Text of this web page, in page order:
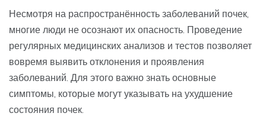
Несмотря на распространённость заболеваний почек,
многие люди не осознают их опасность. Проведение
регулярных медицинских анализов и тестов позволяет
вовремя выявить отклонения и проявления
заболеваний. Для этого важно знать основные
симптомы, которые могут указывать на ухудшение
состояния почек.